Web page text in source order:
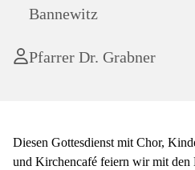
Bannewitz
Pfarrer Dr. Grabner
Diesen Gottesdienst mit Chor,
und Kirchencafé feiern wir mit den